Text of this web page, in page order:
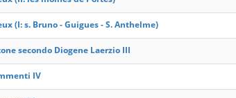
(I: s. Bruno - Guigues - S. Anthelme)
secondo Diogene Laerzio III
IV